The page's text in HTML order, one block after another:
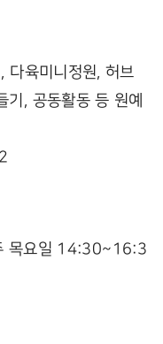
다육미니정원, 허브
기, 공동활동 등 원예
목요일 14:30~16:3